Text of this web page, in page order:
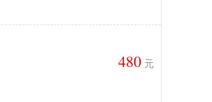
480 元